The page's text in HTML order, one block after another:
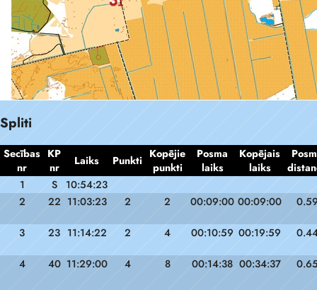
Spliti
Secības
nr
KP
nr
Laiks Punkti Kopējie
punkti
Posma
laiks
Kopējais
laiks
1
S
10:54:23
2
22 11:03:23 2 2 00:09:00 00:09:00
3 23 11:14:22 2 4 00:10:59 00:19:59
4 40 11:29:00 4 8 00:14:38 00:34:37